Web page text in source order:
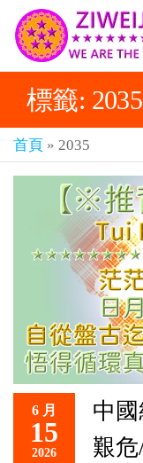
標籤: 2035
首頁 » 2035
6 月
15
2026
中
艱